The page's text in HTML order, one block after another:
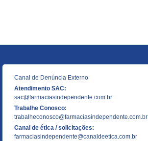
Canal de Denúncia Externo
Atendimento SAC:
sac@farmaciasindependente.com.br
Trabalhe Conosco:
trabalheconosco@farmaciasindependente.com.br
Canal de ética / solicitações:
farmaciasindependente@canaldeetica.com.br